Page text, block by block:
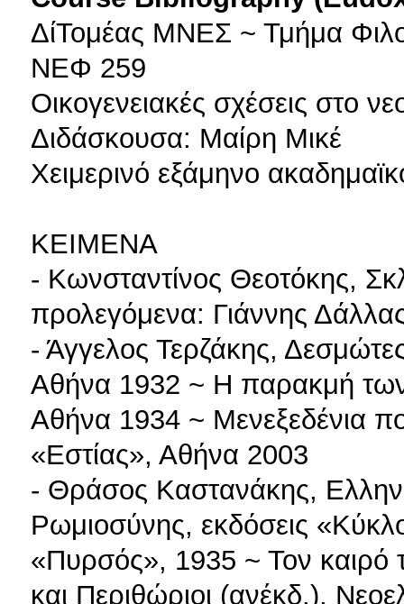
ΔίΤομέας ΜΝΕΣ ~ Τμήμα
ΝΕΦ 259
Οικογενειακές σχέσεις στο
Διδάσκουσα: Mαίρη Μικέ
Χειμερινό εξάμηνο
ΚΕΙΜΕΝΑ
- Κωνσταντίνος Θεοτόκης,
προλεγόμενα: Γιάννης
- Άγγελος Τερζάκης,
Αθήνα 1932 ~ Η παρακμή
Αθήνα 1934 ~ Μενεξεδένια
«Εστίας», Αθήνα 2003
- Θράσος Καστανάκης,
Ρωμιοσύνης, εκδόσεις
«Πυρσός», 1935 ~ Τον καιρό
και Περιθώριοι (ανέκδ.),